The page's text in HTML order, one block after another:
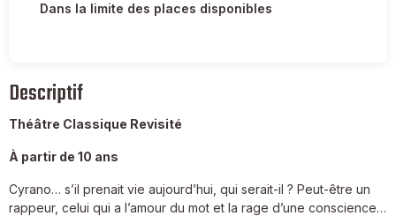
Dans la limite des places disponibles
Descriptif
Théâtre Classique Revisité
À partir de 10 ans
Cyrano… s’il prenait vie aujourd’hui, qui serait-il ? Peut-être un
rappeur, celui qui a l’amour du mot et la rage d’une conscience…